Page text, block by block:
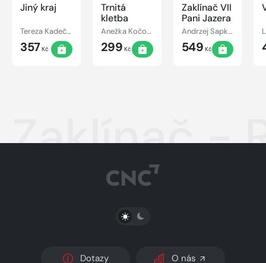
Jiný kraj
Tereza Kadečková, Tereza Matoušková
357Kč
Trnitá
kletba
Anežka Kočová
299 Kč
Zaklínač VII
Pani Jazera
Andrzej Sapkowski
549 Kč
Zaklínač -
PŘEPNOUT SVĚTLÝ/TMAVÝ REŽIM
Dotazy O nás